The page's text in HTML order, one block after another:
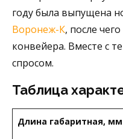
году была выпущена
Воронеж-К, после
конвейера. Вместе с
спросом.
Таблица
Длина габаритная, мм